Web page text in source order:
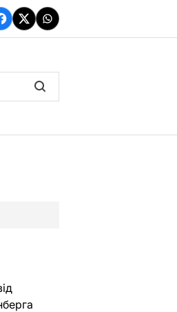
Facebook
TwitterWhatsApp